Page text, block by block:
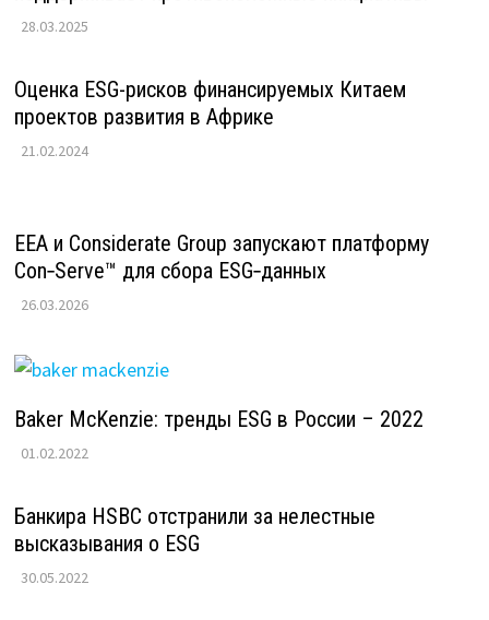
28.03.2025
Оценка ESG-рисков финансируемых Китаем
проектов развития в Африке
21.02.2024
EEA и Considerate Group запускают платформу
Con‑Serve™ для сбора ESG‑данных
26.03.2026
Baker McKenzie: тренды ESG в России – 2022
01.02.2022
Банкира HSBC отстранили за нелестные
высказывания о ESG
30.05.2022